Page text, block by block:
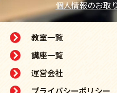
個人情報のお取
教室一覧
講座一覧
運営会社
プライバシーポリシー